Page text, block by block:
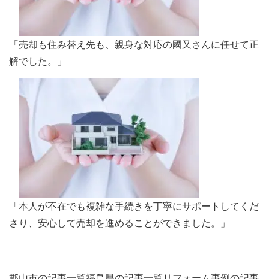
「売却も住み替え先も、親身な対応の國又さんに任せて正
解でした。」
「本人が不在でも複雑な手続きを丁寧にサポートしてくだ
さり、安心して売却を進めることができました。」